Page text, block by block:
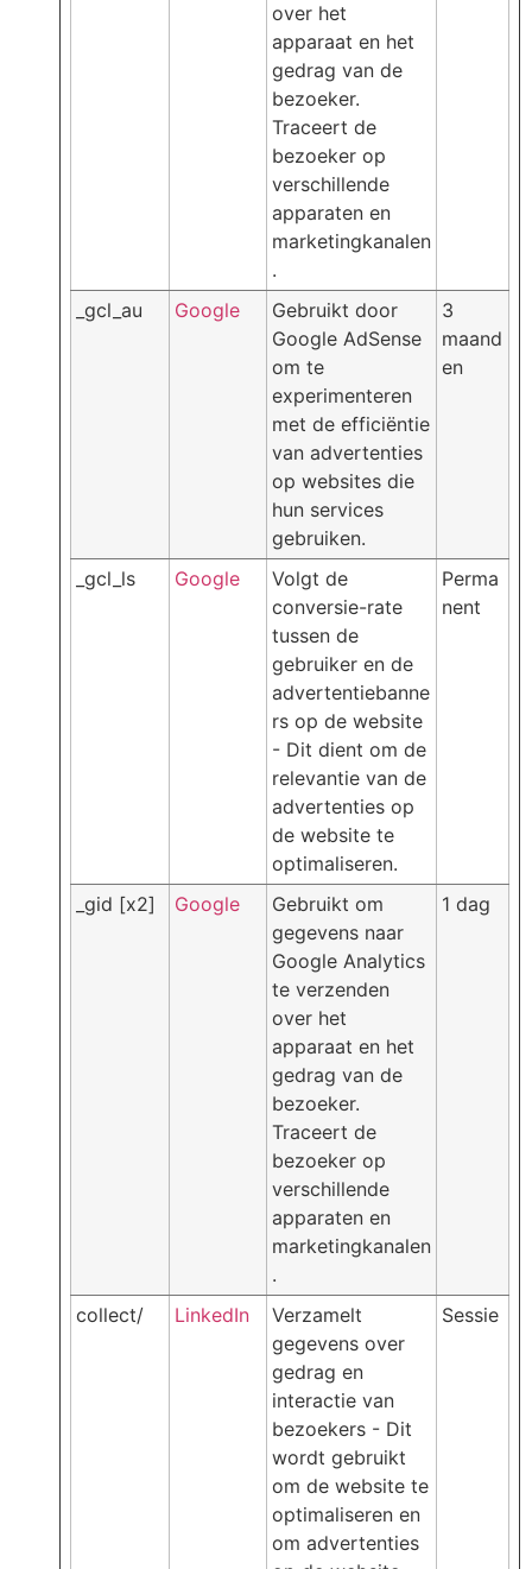
over het
apparaat en het
gedrag van de
bezoeker.
Traceert de
bezoeker op
verschillende
apparaten en
marketingkanalen
.
_gcl_au Google
Gebruikt door
Google AdSense
om te
experimenteren
met de efficiëntie
van advertenties
op websites die
hun services
gebruiken.
3
maand
en
_gcl_ls Google
Volgt de
conversie-rate
tussen de
gebruiker en de
advertentiebanne
rs op de website
- Dit dient om de
relevantie van de
advertenties op
de website te
optimaliseren.
Perma
nent
_gid [x2] Google
Gebruikt om
gegevens naar
Google Analytics
te verzenden
over het
apparaat en het
gedrag van de
bezoeker.
Traceert de
bezoeker op
verschillende
apparaten en
marketingkanalen
.
1 dag
collect/ LinkedIn
Verzamelt
gegevens over
gedrag en
interactie van
bezoekers - Dit
wordt gebruikt
om de website te
optimaliseren en
om advertenties
Sessie